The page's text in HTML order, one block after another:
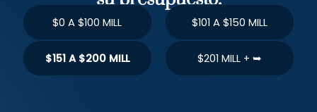
$0 A $100 MILL $101 A $150 MILL
$151 A $200 MILL $201 MILL + ➥